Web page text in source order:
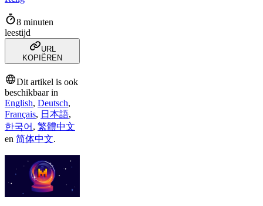
8 minuten
leestijd
URL
KOPIËREN
Dit artikel is ook
beschikbaar in
English, Deutsch,
Français, 日本語,
한국어 , 繁體中文
en 简体中文.